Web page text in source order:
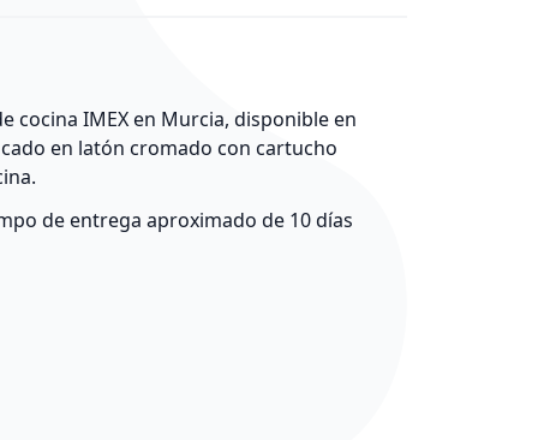
cocina IMEX en Murcia, disponible en
en latón cromado con cartucho
de entrega aproximado de 10 días